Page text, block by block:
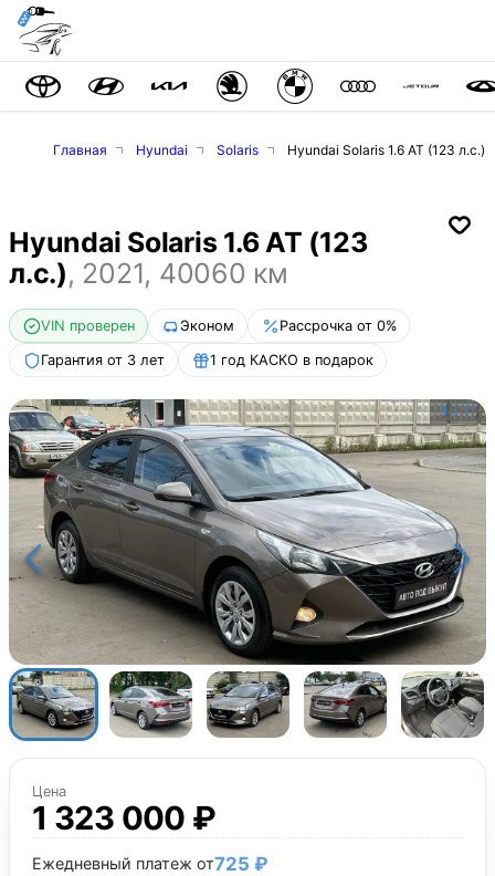
Главная Hyundai Solaris Hyundai Solaris 1.6 AT (123 л.с.)
Hyundai Solaris 1.6 AT (123
л.с.), 2021, 40060 км
VIN проверен Эконом Рассрочка от 0%
Гарантия от 3 лет 1 год КАСКО в подарок
1 /11
Цена
1 323 000 ₽
Ежедневный платеж от725 ₽